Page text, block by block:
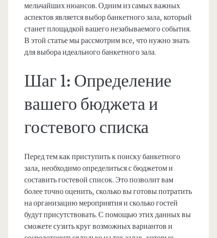
мельчайших нюансов. Одним из самых важных
аспектов является выбор банкетного зала, который
станет площадкой вашего незабываемого события.
В этой статье мы рассмотрим все, что нужно знать
для выбора идеального банкетного зала.
Шаг 1: Определение
вашего бюджета и
гостевого списка
Перед тем как приступить к поиску банкетного
зала, необходимо определиться с бюджетом и
составить гостевой список. Это позволит вам
более точно оценить, сколько вы готовы потратить
на организацию мероприятия и сколько гостей
будут присутствовать. С помощью этих данных вы
сможете сузить круг возможных вариантов и